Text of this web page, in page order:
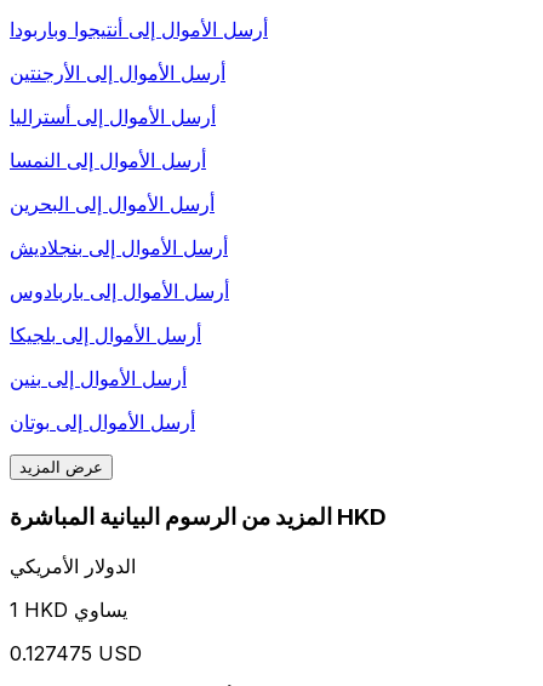
أرسل الأموال إلى أنتيجوا وباربودا
أرسل الأموال إلى الأرجنتين
أرسل الأموال إلى أستراليا
أرسل الأموال إلى النمسا
أرسل الأموال إلى البحرين
أرسل الأموال إلى بنجلاديش
أرسل الأموال إلى باربادوس
أرسل الأموال إلى بلجيكا
أرسل الأموال إلى بنين
أرسل الأموال إلى بوتان
عرض المزيد
المزيد من الرسوم البيانية المباشرة HKD
الدولار الأمريكي
1 HKD يساوي
0.127475 USD